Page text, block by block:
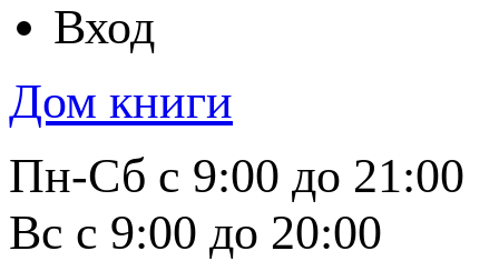
Вход
Дом книги
Пн-Сб с 9:00 до 21:00
Вс с 9:00 до 20:00